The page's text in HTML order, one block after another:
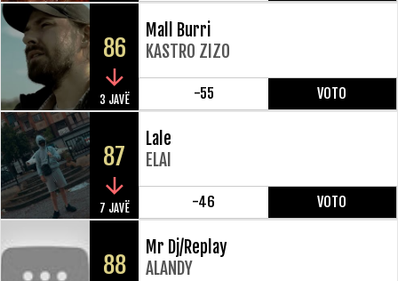
86
3 JAVË
Mall Burri
KASTRO ZIZO
-55 VOTO
87
7 JAVË
Lale
ELAI
-46 VOTO
88
Mr Dj/Replay
ALANDY